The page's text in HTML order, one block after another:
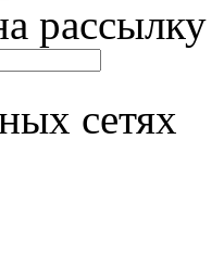
рассылку
сетях